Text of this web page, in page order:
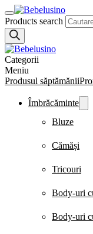
Products search
Categorii
Meniu
Produsul săptămănii
Îmbrăcăminte
Bluze
Cămăși
Tricouri
Body-uri
Body-uri